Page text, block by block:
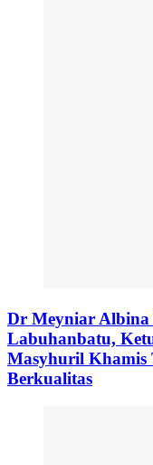
Dr Meyniar
Labuhanbatu,
Masyhuril Khamis
Berkualitas